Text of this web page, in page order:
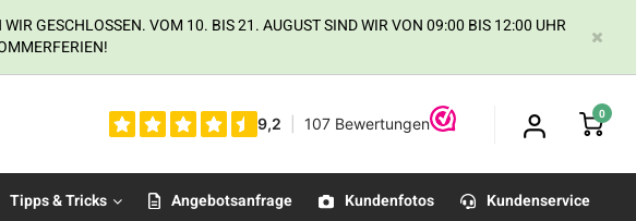
GESCHLOSSEN. VOM 10. BIS 21. AUGUST SIND WIR VON 09:00 BIS 12:00 UHR
0
Tipps & Tricks Angebotsanfrage Kundenfotos Kundenservice